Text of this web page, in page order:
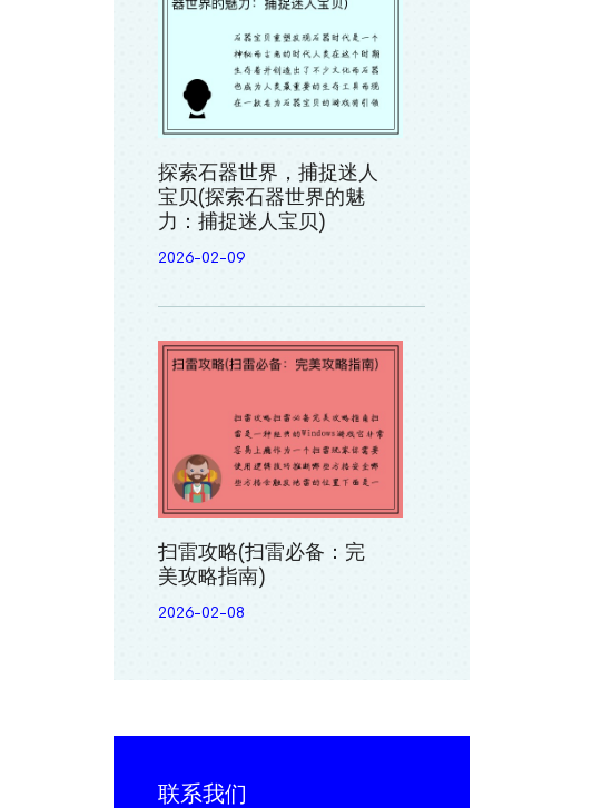
探索石器世界，捕捉迷人
宝贝(探索石器世界的魅
力：捕捉迷人宝贝)
2026-02-09
扫雷攻略(扫雷必备：完
美攻略指南)
2026-02-08
联系我们